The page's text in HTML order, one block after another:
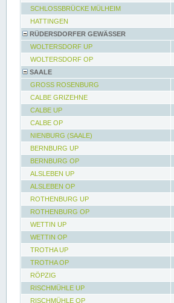
SCHLOSSBRÜCKE MÜLHEIM
HATTINGEN
RÜDERSDORFER GEWÄSSER
WOLTERSDORF UP
WOLTERSDORF OP
SAALE
GROSS ROSENBURG
CALBE GRIZEHNE
CALBE UP
CALBE OP
NIENBURG (SAALE)
BERNBURG UP
BERNBURG OP
ALSLEBEN UP
ALSLEBEN OP
ROTHENBURG UP
ROTHENBURG OP
WETTIN UP
WETTIN OP
TROTHA UP
TROTHA OP
RÖPZIG
RISCHMÜHLE UP
RISCHMÜHLE OP